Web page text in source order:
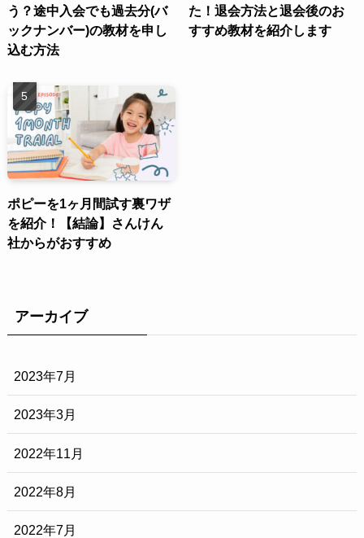
う？途中入会でも過去分(バ
ックナンバー)の教材を申し
込む方法
た！退会方法と退会後のお
すすめ教材を紹介します
ポピーを1ヶ月間試す裏ワザ
を紹介！【結論】さんけん
社からがおすすめ
アーカイブ
2023年7月
2023年3月
2022年11月
2022年8月
2022年7月